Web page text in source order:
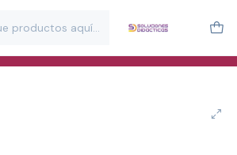
en Chile.
educativos para aulas, terapeutas y